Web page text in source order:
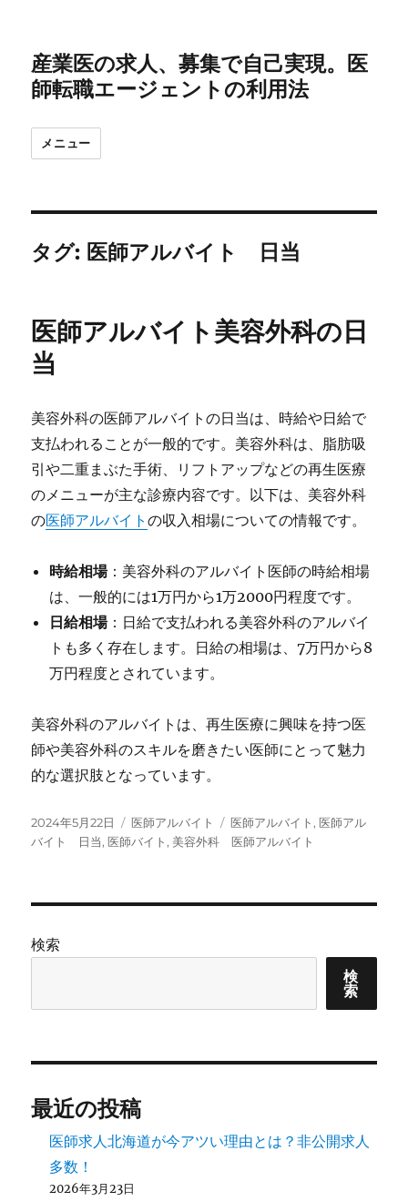
産業医の求人、募集で自己実現。医
師転職エージェントの利用法
メニュー
タグ: 医師アルバイト 日当
医師アルバイト美容外科の日
当
美容外科の医師アルバイトの日当は、時給や日給で
支払われることが一般的です。美容外科は、脂肪吸
引や二重まぶた手術、リフトアップなどの再生医療
のメニューが主な診療内容です。以下は、美容外科
の医師アルバイトの収入相場についての情報です。
時給相場：美容外科のアルバイト医師の時給相場
は、一般的には1万円から1万2000円程度です。
日給相場：日給で支払われる美容外科のアルバイ
トも多く存在します。日給の相場は、7万円から8
万円程度とされています。
美容外科のアルバイトは、再生医療に興味を持つ医
師や美容外科のスキルを磨きたい医師にとって魅力
的な選択肢となっています。
投
稿
2024年5月22日
カ
テ
医師アルバイト
タ
グ
医師アルバイト , 医師アル
バイト 日当, 医師バイト , 美容外科 医師アルバイト
検索
検
索
最近の投稿
医師求人北海道が今アツい理由とは？非公開求人
多数！
2026年3月23日